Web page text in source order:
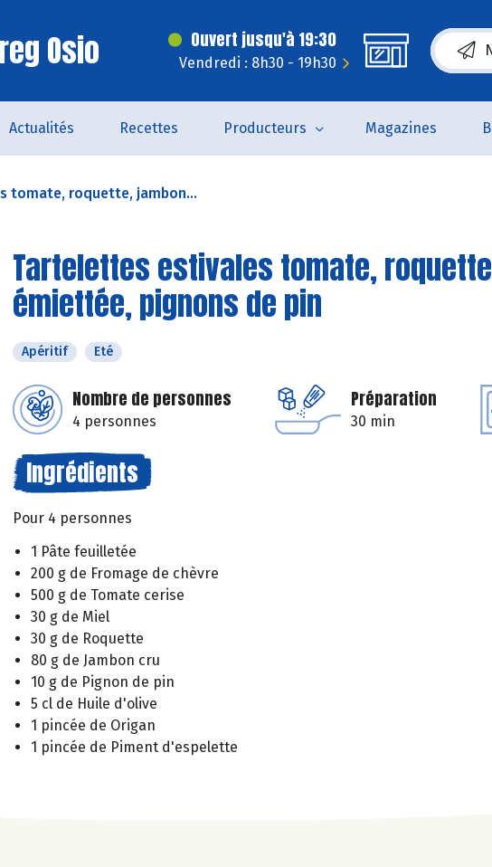
Osio Ouvert jusqu'à 19:30
Vendredi : 8h30 - 19h30
Actualités Recettes Producteurs Magazines
tomate, roquette, jambon...
Tartelettes estivales tomate,
émiettée, pignons de pin
Apéritif Eté
Nombre de personnes
4 personnes
Préparation
30 min
Ingrédients
Pour 4 personnes
1 Pâte feuilletée
200 g de Fromage de chèvre
500 g de Tomate cerise
30 g de Miel
30 g de Roquette
80 g de Jambon cru
10 g de Pignon de pin
5 cl de Huile d'olive
1 pincée de Origan
1 pincée de Piment d'espelette